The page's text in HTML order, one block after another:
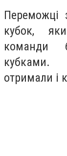
Переможці
кубок,
команди
кубками.
отримали і